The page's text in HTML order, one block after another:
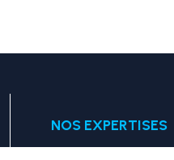
NOS EXPERTISES